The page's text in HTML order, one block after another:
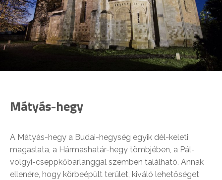
Mátyás-hegy
A Mátyás-hegy a Budai-hegység egyik dél-keleti
magaslata, a Hármashatár-hegy tömbjében, a Pál-
völgyi-cseppkőbarlanggal szemben található. Annak
ellenére, hogy körbeépült terület, kiváló lehetőséget